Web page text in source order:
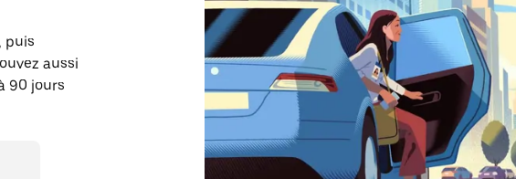
puis
aussi
90 jours